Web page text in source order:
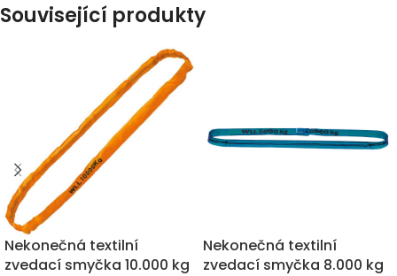
Související produkty
Nekonečná textilní
zvedací smyčka 10.000 kg
Nekonečná textilní
zvedací smyčka 8.000 kg